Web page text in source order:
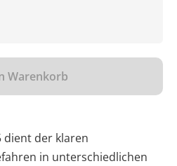
Warenkorb
dient der klaren
in unterschiedlichen